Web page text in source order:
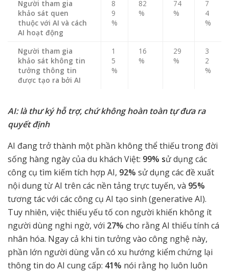
Người tham gia
khảo sát quen
thuộc với AI và cách
AI hoạt động
8
9
%
82
%
74
%
7
4
%
Người tham gia
khảo sát không tin
tưởng thông tin
được tạo ra bởi AI
1
5
%
16
%
29
%
3
2
%
AI: là thư ký hỗ trợ, chứ không hoàn toàn tự đưa ra
quyết định
AI đang trở thành một phần không thể thiếu trong đời
sống hàng ngày của du khách Việt: 99% sử dụng các
công cụ tìm kiếm tích hợp AI, 92% sử dụng các đề xuất
nội dung từ AI trên các nền tảng trực tuyến, và 95%
tương tác với các công cụ AI tạo sinh (generative AI).
Tuy nhiên, việc thiếu yếu tố con người khiến không ít
người dùng nghi ngờ, với 27% cho rằng AI thiếu tính cá
nhân hóa. Ngay cả khi tin tưởng vào công nghệ này,
phần lớn người dùng vẫn có xu hướng kiểm chứng lại
thông tin do AI cung cấp: 41% nói rằng họ luôn luôn